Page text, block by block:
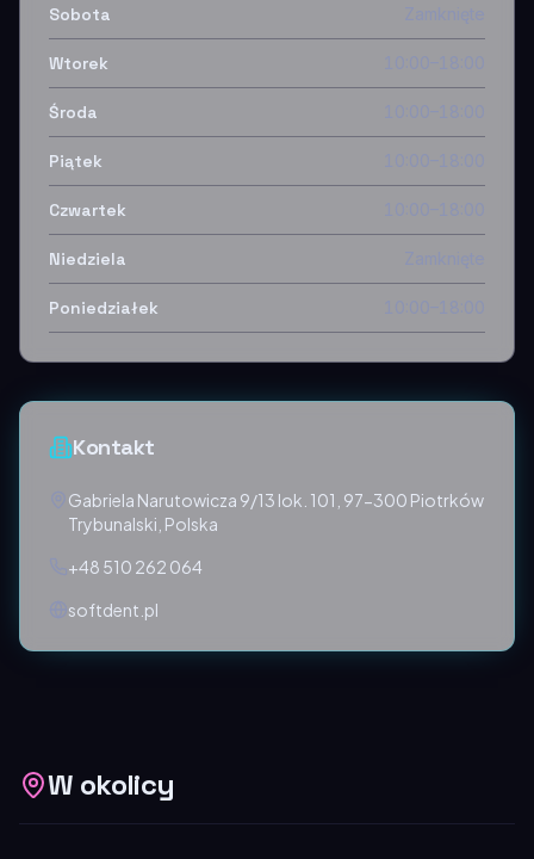
Sobota
Wtorek
Środa
Piątek
Czwartek
Niedziela
Poniedziałek
Kontakt
Gabriela Narutowicza 9/13 lok. 101, 97-300 Piotrków
Trybunalski, Polska
+48 510 262 064
softdent.pl
W okolicy